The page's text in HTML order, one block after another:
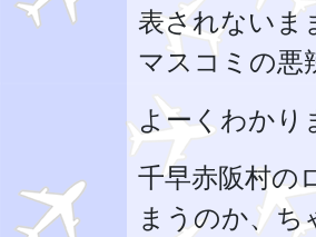
表されないま
マスコミの悪
よーくわかり
千早赤阪村の
まうのか、